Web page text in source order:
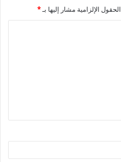
الحقول الإلزامية مشار إليها بـ*